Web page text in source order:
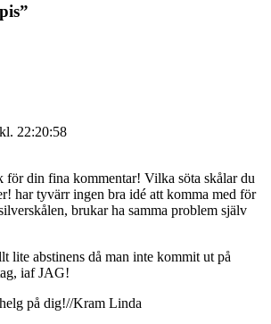
”
22:20:58
för din fina kommentar! Vilka söta skålar du
har tyvärr ingen bra idé att komma med för
brukar ha samma problem själv
lite abstinens då man inte kommit ut på
iaf JAG!
på dig!//Kram Linda